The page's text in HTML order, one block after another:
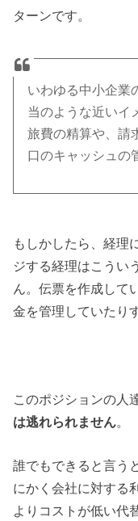
ターンです。
いわゆる中小企業
当のような近いイ
旅費の精算や、請
口のキャッシュの
もしかしたら、経理
ジする経理はこうい
ん。伝票を作成して
金を管理していたり
このポジションの人
は逃れられません。
誰でもできると言う
にかく会社に対する
よりコストが低い代